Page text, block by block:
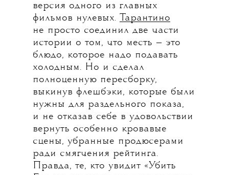
версия одного из главных
фильмов нулевых.
Тарантино
не просто соединил две части
истории о том, что месть — это
блюдо, которое надо подавать
холодным. Но и сделал
полноценную пересборку,
выкинув флешбэки, которые были
нужны для раздельного показа,
и не отказав себе в удовольствии
вернуть особенно кровавые
сцены, убранные продюсерами
ради смягчения рейтинга.
Правда, те, кто увидит «Убить